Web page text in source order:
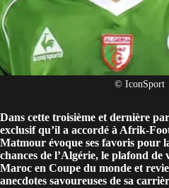
© IconSport
Dans cette troisième et dernière
exclusifqu’il a accordé à Afrik-
Matmour évoque ses favoris pour
chances de l’Algérie, le plafond de
Maroc en Coupe du monde et
anecdotes savoureuses de sa